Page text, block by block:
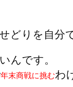
どりを自分
んです。
年末商戦に挑むわ